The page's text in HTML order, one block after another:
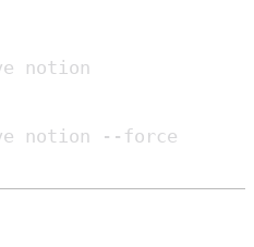
notion
notion --force